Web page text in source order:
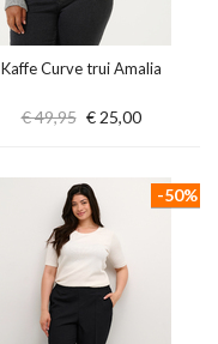
Kaffe Curve trui Amalia
€ 49,95 € 25,00
-50%